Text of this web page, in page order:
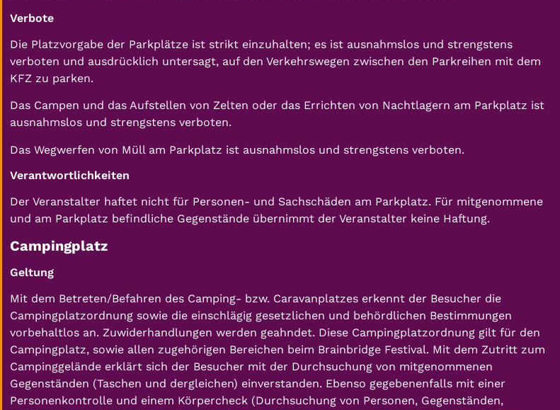
Verbote
Die Platzvorgabe der Parkplätze ist strikt einzuhalten; es ist ausnahmslos und strengstens
verboten und ausdrücklich untersagt, auf den Verkehrswegen zwischen den Parkreihen mit dem
KFZ zu parken.
Das Campen und das Aufstellen von Zelten oder das Errichten von Nachtlagern am Parkplatz ist
ausnahmslos und strengstens verboten.
Das Wegwerfen von Müll am Parkplatz ist ausnahmslos und strengstens verboten.
Verantwortlichkeiten
Der Veranstalter haftet nicht für Personen- und Sachschäden am Parkplatz. Für mitgenommene
und am Parkplatz befindliche Gegenstände übernimmt der Veranstalter keine Haftung.
Campingplatz
Geltung
Mit dem Betreten/Befahren des Camping- bzw. Caravanplatzes erkennt der Besucher die
Campingplatzordnung sowie die einschlägig gesetzlichen und behördlichen Bestimmungen
vorbehaltlos an. Zuwiderhandlungen werden geahndet. Diese Campingplatzordnung gilt für den
Campingplatz, sowie allen zugehörigen Bereichen beim Brainbridge Festival. Mit dem Zutritt zum
Campinggelände erklärt sich der Besucher mit der Durchsuchung von mitgenommenen
Gegenständen (Taschen und dergleichen) einverstanden. Ebenso gegebenenfalls mit einer
Personenkontrolle und einem Körpercheck (Durchsuchung von Personen, Gegenständen,